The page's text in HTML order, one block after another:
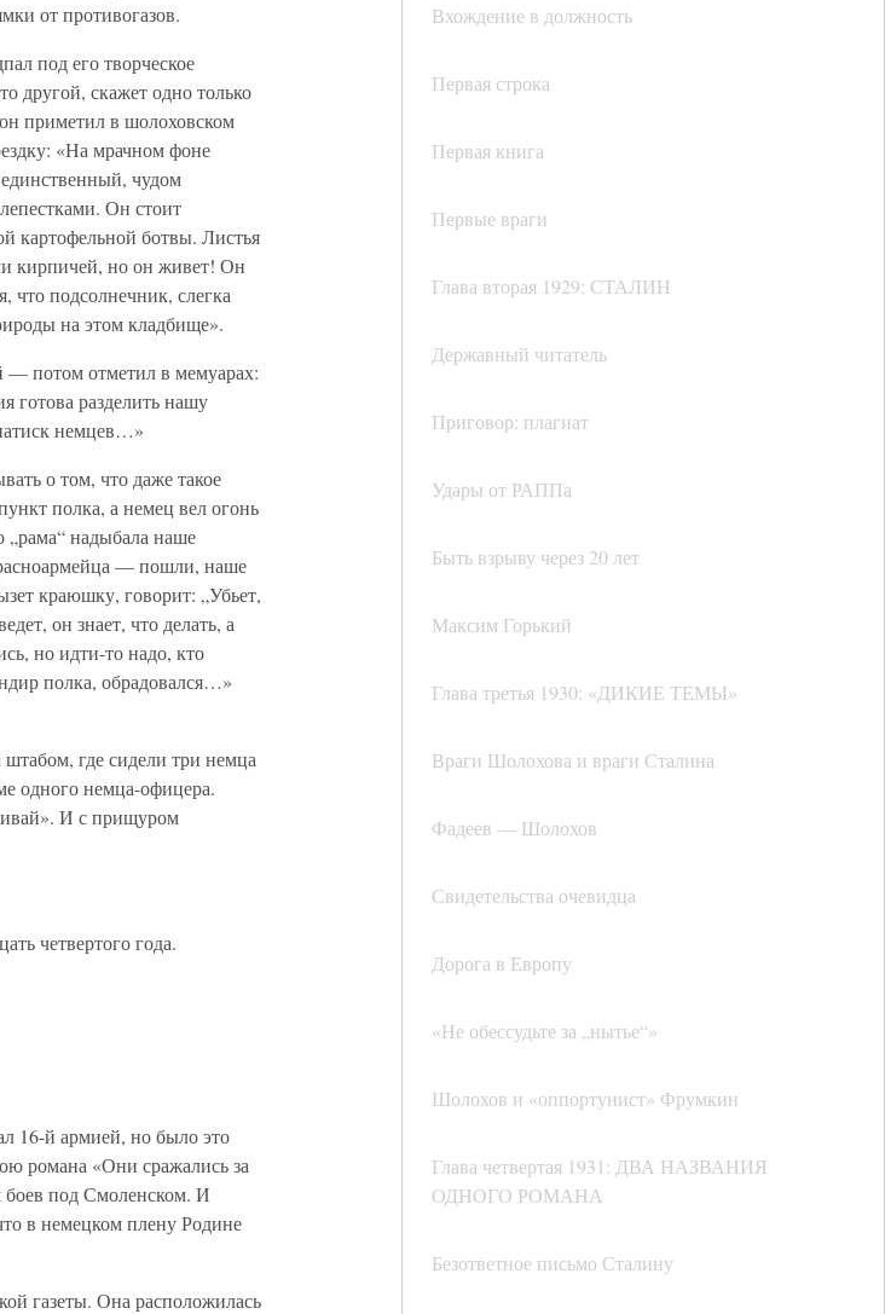
Вхождение в должность
Первая строка
Первая книга
Первые враги
Глава вторая 1929: СТАЛИН
Державный читатель
Приговор: плагиат
Удары от РАППа
Быть взрыву через 20 лет
Максим Горький
Глава третья 1930: «ДИКИЕ ТЕМЫ»
Враги Шолохова и враги Сталина
Фадеев — Шолохов
Свидетельства очевидца
Дорога в Европу
«Не обессудьте за „нытье“»
Шолохов и «оппортунист» Фрумкин
Глава четвертая 1931: ДВА НАЗВАНИЯ
ОДНОГО РОМАНА
Безответное письмо Сталину
от противогазов.
под его творческое
другой, скажет одно только
приметил в шолоховском
«На мрачном фоне
чудом
Он стоит
картофельной ботвы. Листья
кирпичей, но он живет! Он
что подсолнечник, слегка
на этом кладбище».
— потом отметил в мемуарах:
готова разделить нашу
немцев…»
о том, что даже такое
полка, а немец вел огонь
„рама“ надыбала наше
— пошли, наше
краюшку, говорит: „Убьет,
он знает, что делать, а
но идти-то надо, кто
полка, обрадовался…»
где сидели три немца
одного немца-офицера.
И с прищуром
четвертого года.
16-й армией, но было это
романа «Они сражались за
боев под Смоленском. И
в немецком плену Родине
газеты. Она расположилась